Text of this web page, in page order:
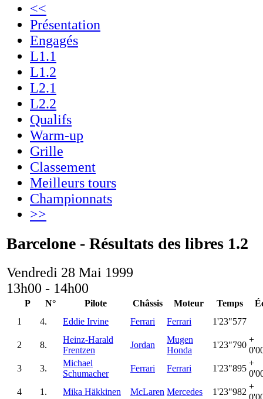
<<
Présentation
Engagés
L1.1
L1.2
L2.1
L2.2
Qualifs
Warm-up
Grille
Classement
Meilleurs tours
Championnats
>>
Barcelone - Résultats des libres 1.2
Vendredi 28 Mai 1999
13h00 - 14h00
P N° Pilote Châssis Moteur Temps
1
4. Eddie Irvine Ferrari Ferrari 1'23"577
2 8.
Heinz-Harald
Frentzen
Jordan
Mugen
Honda
1'23"790
+
3
3.
Michael
Schumacher
Ferrari Ferrari 1'23"895
+
4
1. Mika Häkkinen McLaren Mercedes 1'23"982
+